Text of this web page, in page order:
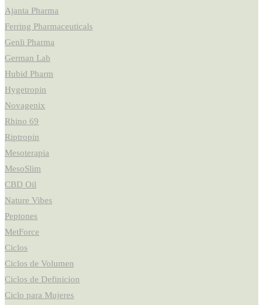
Ajanta Pharma
Ferring Pharmaceuticals
Genli Pharma
German Lab
Hubid Pharm
Hygetropin
Novagenix
Rhino 69
Riptropin
Mesoterapia
MesoSlim
CBD Oil
Nature Vibes
Peptones
MetForce
Ciclos
Ciclos de Volumen
Ciclos de Definicion
Ciclo para Mujeres